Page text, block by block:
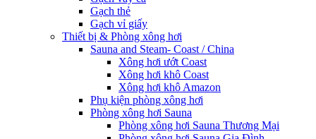
Gạch thẻ
Gạch vỉ giấy
Thiết bị & Phòng xông hơi
Sauna and Steam- Coast / China
Xông hơi ướt Coast
Xông hơi khô Coast
Xông hơi khô Amazon
Phụ kiện phòng xông hơi
Phòng xông hơi Sauna
Phòng xông hơi Sauna Thương Mại